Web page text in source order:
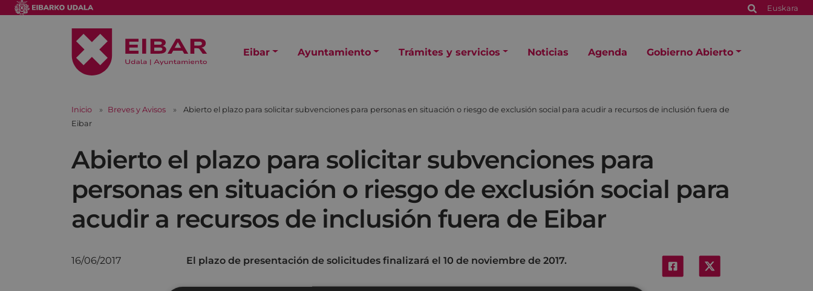
Euskara
Eibar Ayuntamiento Trámites y servicios Noticias Agenda Gobierno Abierto
Inicio Breves y Avisos
Abierto el plazo para solicitar subvenciones para personas en situación o riesgo de exclusión social para acudir a recursos de inclusión fuera de
Eibar
Abierto el plazo para solicitar subvenciones para
personas en situación o riesgo de exclusión social para
acudir a recursos de inclusión fuera de Eibar
16/06/2017 El plazo de presentación de solicitudes finalizará el 10 de noviembre de 2017.